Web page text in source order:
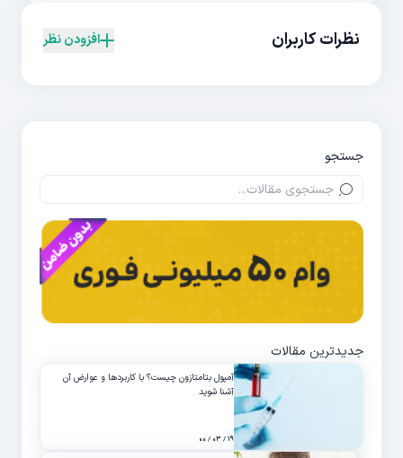
نظرات کاربران افزودن نظر
جستجو
جدیدترین مقالات
آمپول بتامتازون چیست؟ با کاربردها و عوارض آن
آشنا شوید
۱۹ / ۰۳ / ۰۰